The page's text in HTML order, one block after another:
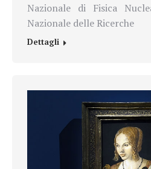
Nazionale di Fisica
Nazionale delle Ricerche
Dettagli